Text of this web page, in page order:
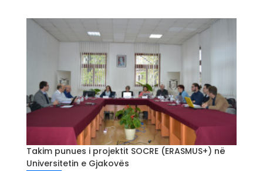
Takim punues i projektit SOCRE (ERASMUS+) në
Universitetin e Gjakovës